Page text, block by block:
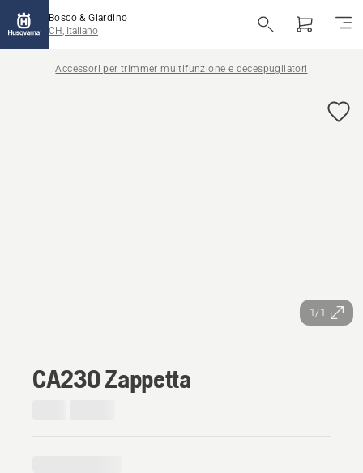
Bosco & Giardino
CH, Italiano
Accessori per trimmer multifunzione e decespugliatori
1/1
CA230 Zappetta